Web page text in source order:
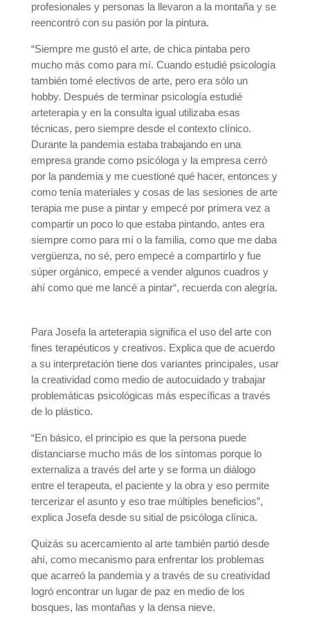
profesionales y personas la llevaron a la montaña y se
reencontró con su pasión por la pintura.
“Siempre me gustó el arte, de chica pintaba pero
mucho más como para mí. Cuando estudié psicología
también tomé electivos de arte, pero era sólo un
hobby. Después de terminar psicología estudié
arteterapia y en la consulta igual utilizaba esas
técnicas, pero siempre desde el contexto clínico.
Durante la pandemia estaba trabajando en una
empresa grande como psicóloga y la empresa cerró
por la pandemia y me cuestioné qué hacer, entonces y
como tenía materiales y cosas de las sesiones de arte
terapia me puse a pintar y empecé por primera vez a
compartir un poco lo que estaba pintando, antes era
siempre como para mí o la familia, como que me daba
vergüenza, no sé, pero empecé a compartirlo y fue
súper orgánico, empecé a vender algunos cuadros y
ahí como que me lancé a pintar“, recuerda con alegría.
Para Josefa la arteterapia significa el uso del arte con
fines terapéuticos y creativos. Explica que de acuerdo
a su interpretación tiene dos variantes principales, usar
la creatividad como medio de autocuidado y trabajar
problemáticas psicológicas más específicas a través
de lo plástico.
“En básico, el principio es que la persona puede
distanciarse mucho más de los síntomas porque lo
externaliza a través del arte y se forma un diálogo
entre el terapeuta, el paciente y la obra y eso permite
tercerizar el asunto y eso trae múltiples beneficios”,
explica Josefa desde su sitial de psicóloga clínica.
Quizás su acercamiento al arte también partió desde
ahí, como mecanismo para enfrentar los problemas
que acarreó la pandemia y a través de su creatividad
logró encontrar un lugar de paz en medio de los
bosques, las montañas y la densa nieve.